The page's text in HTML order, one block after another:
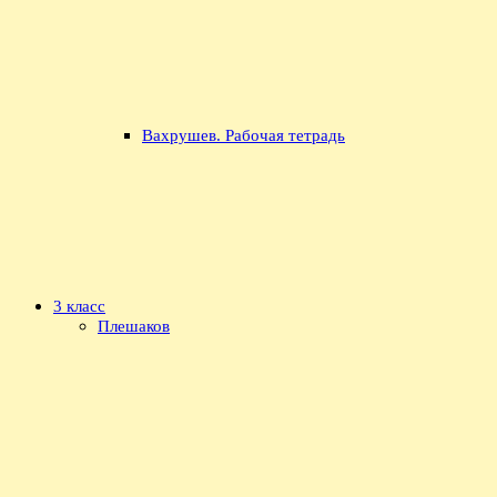
Вахрушев. Рабочая тетрадь
3 класс
Плешаков